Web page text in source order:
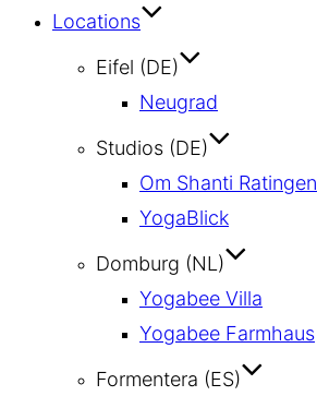
Locations
Eifel (DE)
Neugrad
Studios (DE)
Om Shanti Ratingen
YogaBlick
Domburg (NL)
Yogabee Villa
Yogabee Farmhaus
Formentera (ES)